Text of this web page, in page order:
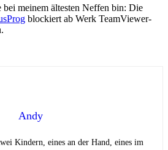
meinem ältesten Neffen bin: Die
blockiert ab Werk TeamViewer-
Andy
Kindern, eines an der Hand, eines im